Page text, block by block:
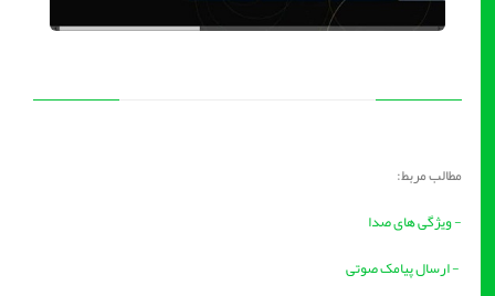
مطالب مربط:
- ویژگی های صدا
- ارسال پیامک صوتی